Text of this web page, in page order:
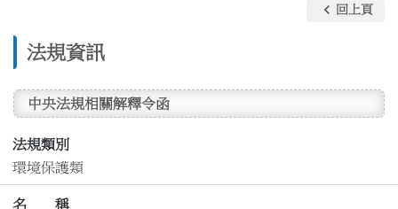
法規資訊
keyboard_arrow_left 回上頁
中央法規相關解釋令函
法規類別
環境保護類
名 稱